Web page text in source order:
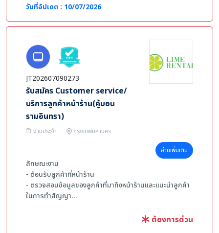
- รับแรงกดดันได้ดีและทำงานได้เร็ว
- ใช้คอมพิวเตอร์และระบบออนไลน์พื้นฐาน（CRM,Google
วันที่อัปเดต : 10/07/2026
JT202607090273
รับสมัคร Customer service/
บริการลูกค้าหน้าร้าน(คู้บอน
รามอินทรา)
งานประจำ กรุงเทพมหานคร
อ่านเพิ่มเติม
ลักษณะงาน
- ต้อนรับลูกค้าที่หน้าร้าน
- ตรวจสอบข้อมูลของลูกค้าที่มาถึงหน้าร้านและแนะนำลูกค้า
ในการทำสัญญา
ต้องการด่วน